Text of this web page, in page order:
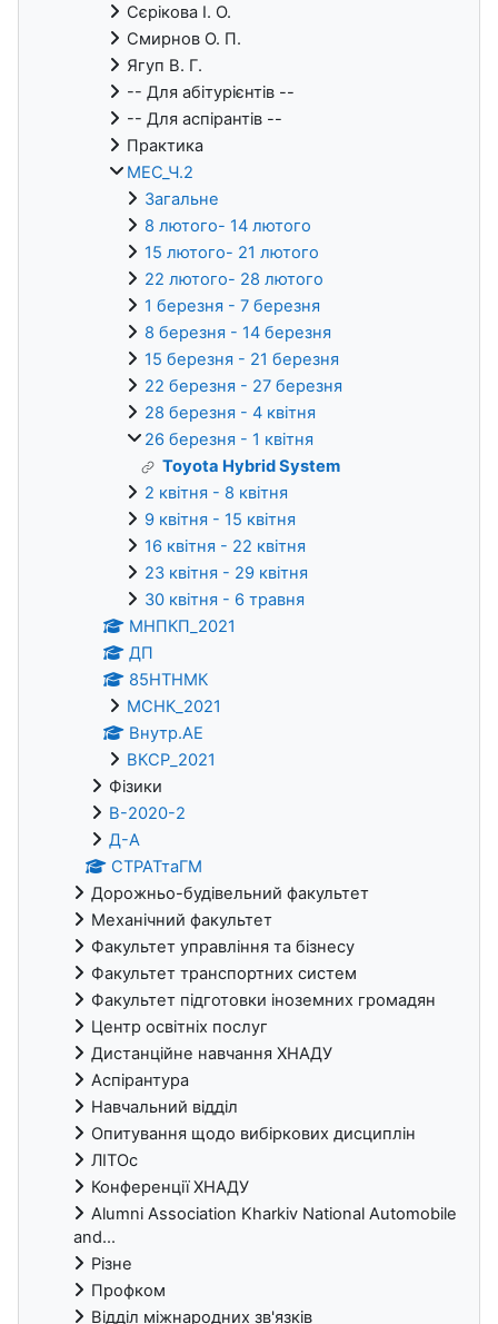
Сєрікова І. О.
Смирнов О. П.
Ягуп В. Г.
-- Для абітурієнтів --
-- Для аспірантів --
Практика
МЕС_Ч.2
Загальне
8 лютого- 14 лютого
15 лютого- 21 лютого
22 лютого- 28 лютого
1 березня - 7 березня
8 березня - 14 березня
15 березня - 21 березня
22 березня - 27 березня
28 березня - 4 квітня
26 березня - 1 квітня
Toyota Hybrid System
2 квітня - 8 квітня
9 квітня - 15 квітня
16 квітня - 22 квітня
23 квітня - 29 квітня
30 квітня - 6 травня
МНПКП_2021
ДП
85НТНМК
МСНК_2021
Внутр.АЕ
ВКСР_2021
Фізики
В-2020-2
Д-А
СТРАТтаГМ
Дорожньо-будівельний факультет
Механічний факультет
Факультет управління та бізнесу
Факультет транспортних систем
Факультет підготовки іноземних громадян
Центр освітніх послуг
Дистанційне навчання ХНАДУ
Аспірантура
Навчальний відділ
Опитування щодо вибіркових дисциплін
ЛІТОс
Конференції ХНАДУ
Alumni Association Kharkiv National Automobile
and...
Різне
Профком
Відділ міжнародних зв'язків